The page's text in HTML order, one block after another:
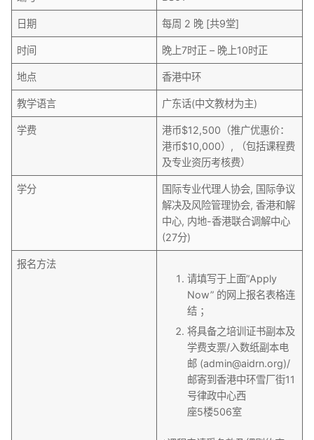
日期 每周 2 晚 [共9堂]
时间 晚上7时正 – 晚上10时正
地点 香港中环
教学语言 广东话(中文教材为主)
学费
港币$12,500（推广优惠价：
港币$10,000）, （包括课程费
及专业资历考核费）
学分
国际专业代理人协会, 国际争议
解决及风险管理协会, 香港和解
中心, 内地-香港联合调解中心
(27分)
报名方法
请填写于上面”Apply
Now” 的网上报名表格连
结 ；
将具备之培训证书副本及
学费支票/入数纸副本电
邮 (admin@aidrn.org)/
邮寄到香港中环雪厂街11
号律政中心西
座5楼506室